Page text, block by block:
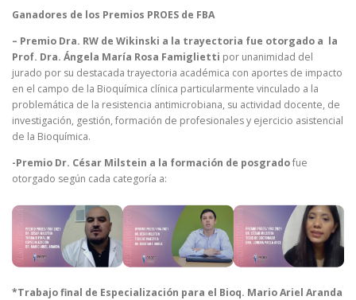
Ganadores de los Premios PROES de FBA
– Premio Dra. RW de Wikinski a la trayectoria fue otorgado a la
Prof. Dra. Ángela María Rosa Famiglietti por unanimidad del
jurado por su destacada trayectoria académica con aportes de impacto
en el campo de la Bioquímica clínica particularmente vinculado a la
problemática de la resistencia antimicrobiana, su actividad docente, de
investigación, gestión, formación de profesionales y ejercicio asistencial
de la Bioquímica.
-Premio Dr. César Milstein a la formación de posgradofue
otorgado según cada categoría a:
*Trabajo final de Especialización para el Bioq. Mario Ariel Aranda